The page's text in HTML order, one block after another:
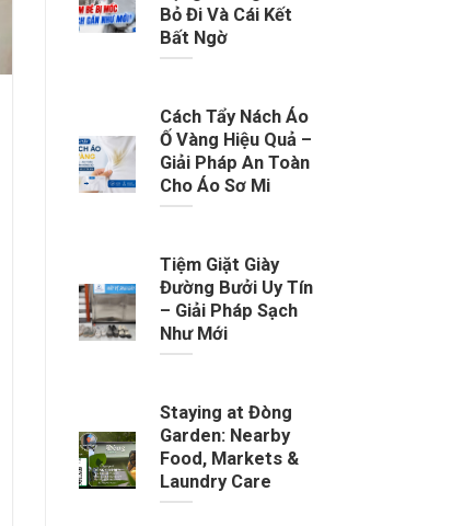
Bỏ Đi Và Cái Kết
Bất Ngờ
Cách Tẩy Nách Áo
Ố Vàng Hiệu Quả –
Giải Pháp An Toàn
Cho Áo Sơ Mi
Tiệm Giặt Giày
Đường Bưởi Uy Tín
– Giải Pháp Sạch
Như Mới
Staying at Đòng
Garden: Nearby
Food, Markets &
Laundry Care